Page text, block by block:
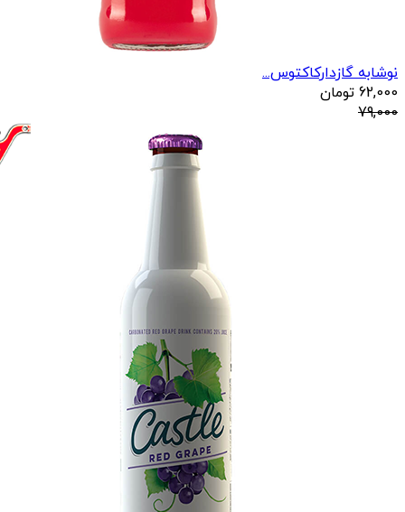
نوشابه گازدارکاکتوس...
62,000 تومان
79,000